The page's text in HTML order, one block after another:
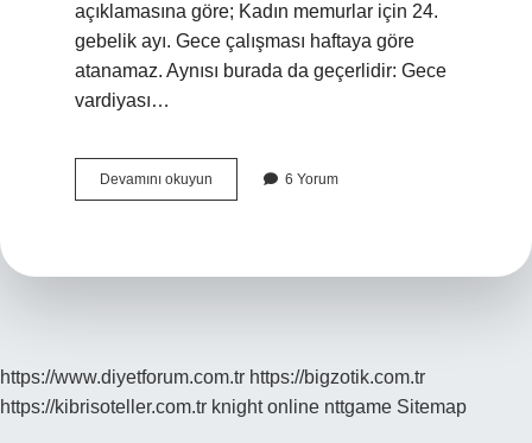
açıklamasına göre; Kadın memurlar için 24.
gebelik ayı. Gece çalışması haftaya göre
atanamaz. Aynısı burada da geçerlidir: Gece
vardiyası…
Devamını okuyun
Kadın
6 Yorum
https://www.diyetforum.com.tr https://bigzotik.com.tr
https://kibrisoteller.com.tr knight online nttgame Sitemap